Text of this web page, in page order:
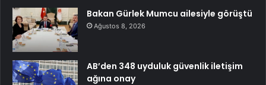
Bakan Gürlek Mumcu ailesiyle görüştü
Ağustos 8, 2026
AB’den 348 uyduluk güvenlik iletişim
ağına onay